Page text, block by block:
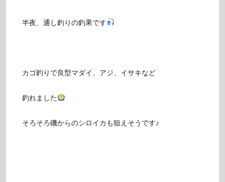
半夜、通し釣りの釣果です
カゴ釣りで良型マダイ、アジ、イサキなど
釣れました
そろそろ磯からのシロイカも狙えそうです♪